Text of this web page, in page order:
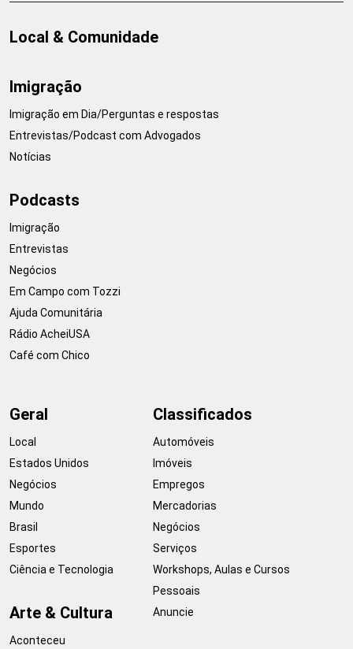
Local & Comunidade
Imigração
Imigração em Dia/Perguntas e respostas
Entrevistas/Podcast com Advogados
Notícias
Podcasts
Imigração
Entrevistas
Negócios
Em Campo com Tozzi
Ajuda Comunitária
Rádio AcheiUSA
Café com Chico
Geral
Local
Estados Unidos
Negócios
Mundo
Brasil
Esportes
Ciência e Tecnologia
Arte & Cultura
Aconteceu
Classificados
Automóveis
Imóveis
Empregos
Mercadorias
Negócios
Serviços
Workshops, Aulas e Cursos
Pessoais
Anuncie